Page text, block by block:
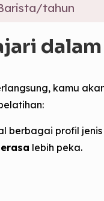
tahun
kamu
berbagai profil
lebih peka.